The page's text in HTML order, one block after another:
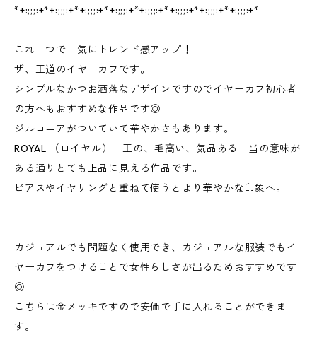
*+:;;;:+*+:;;;:+*+:;;;:+*+:;;;:+*+:;;;:+*+:;;;:+*+:;;;:+*+:;;;:+*
これ一つで一気にトレンド感アップ！
ザ、王道のイヤーカフです。
シンプルなかつお洒落なデザインですのでイヤーカフ初心者
の方へもおすすめな作品です◎
ジルコニアがついていて華やかさもあります。
ROYAL （ロイヤル） 王の、毛高い、気品ある 当の意味が
ある通りとても上品に見える作品です。
ピアスやイヤリングと重ねて使うとより華やかな印象へ。
カジュアルでも問題なく使用でき、カジュアルな服装でもイ
ヤーカフをつけることで女性らしさが出るためおすすめです
◎
こちらは金メッキですので安価で手に入れることができま
す。